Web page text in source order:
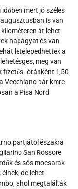
mert jó széles
is van
át lehet
napágyat és van
letelepedhettek a
meg van
fizetős- óránként 1,50
Vecchiano pár kmre
a Pisa Nord
partjátol északra
San Rossore
és sós mocsarak
de lehet
ahol megtalálták